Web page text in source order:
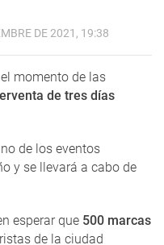
DE 2021, 19:38
momento de las
de tres días
de los eventos
y se llevará a cabo de
esperar que 500 marcas
de la ciudad